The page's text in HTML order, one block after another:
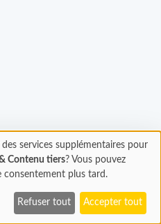
services supplémentaires pour
Contenu tiers? Vous pouvez
plus tard.
Refuser tout Accepter tout